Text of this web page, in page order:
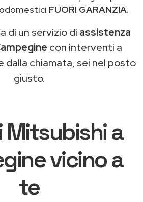
FUORI GARANZIA.
di un servizio di assistenza
con interventi a
dalla chiamata, sei nel posto
giusto.
Mitsubishi a
vicino a
te